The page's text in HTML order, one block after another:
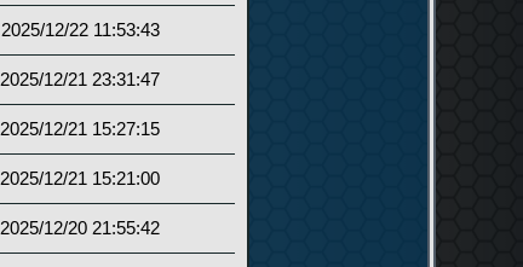
2025/12/22 11:53:43
2025/12/21 23:31:47
2025/12/21 15:27:15
2025/12/21 15:21:00
2025/12/20 21:55:42